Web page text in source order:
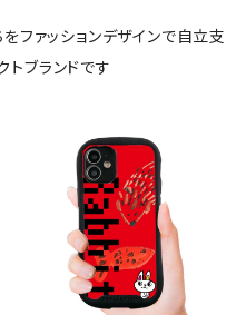
ファッションデザインで自立支
ブランドです